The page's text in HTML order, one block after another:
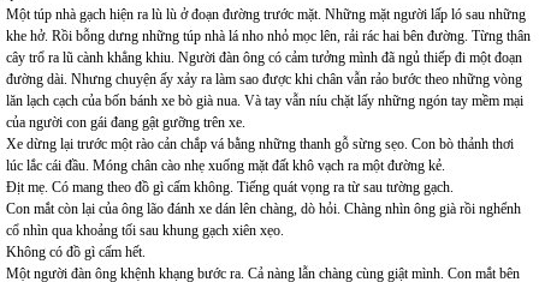
Một túp nhà gạch hiện ra lù lù ở đoạn đường trước mặt. Những mặt người lấp ló sau những
khe hở. Rồi bỗng dưng những túp nhà lá nho nhỏ mọc lên, rải rác hai bên đường. Từng thân
cây trổ ra lũ cành khẳng khiu. Người đàn ông có cảm tưởng mình đã ngủ thiếp đi một đoạn
đường dài. Nhưng chuyện ấy xảy ra làm sao được khi chân vẫn rảo bước theo những vòng
lăn lạch cạch của bốn bánh xe bò già nua. Và tay vẫn níu chặt lấy những ngón tay mềm mại
của người con gái đang gật gưỡng trên xe.
Xe dừng lại trước một rào cản chắp vá bằng những thanh gỗ sừng sẹo. Con bò thảnh thơi
lúc lắc cái đầu. Móng chân cào nhẹ xuống mặt đất khô vạch ra một đường kẻ.
Địt mẹ. Có mang theo đồ gì cấm không. Tiếng quát vọng ra từ sau tường gạch.
Con mắt còn lại của ông lão đánh xe dán lên chàng, dò hỏi. Chàng nhìn ông già rồi nghểnh
cổ nhìn qua khoảng tối sau khung gạch xiên xẹo.
Không có đồ gì cấm hết.
Một người đàn ông khệnh khạng bước ra. Cả nàng lẫn chàng cùng giật mình. Con mắt bên